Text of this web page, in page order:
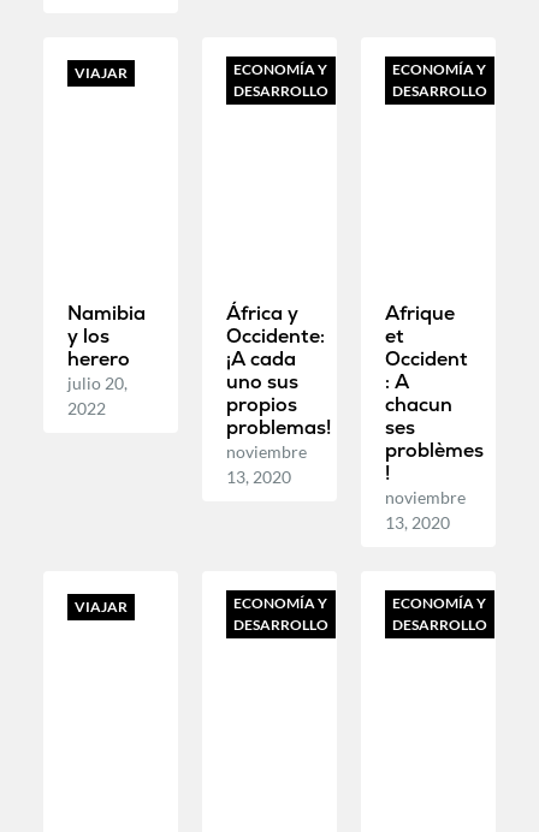
VIAJAR
Namibia
y los
herero
julio 20,
2022
ECONOMÍA Y
DESARROLLO
África y
Occidente:
¡A cada
uno sus
propios
problemas!
noviembre
13, 2020
ECONOMÍA Y
DESARROLLO
Afrique
et
Occident
: A
chacun
ses
problèmes
!
noviembre
13, 2020
VIAJAR
ECONOMÍA Y
DESARROLLO
ECONOMÍA Y
DESARROLLO